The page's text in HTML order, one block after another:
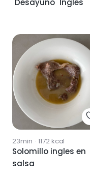
"Desayuno" Inglés
23min · 1172kcal
Solomillo ingles en
salsa